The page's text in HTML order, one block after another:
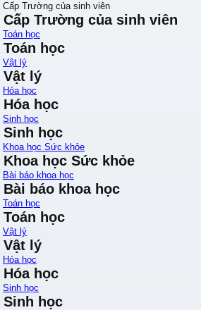
Cấp Trường của sinh viên
Cấp Trường của sinh viên
Toán học
Toán học
Vật lý
Vật lý
Hóa học
Hóa học
Sinh học
Sinh học
Khoa học Sức khỏe
Khoa học Sức khỏe
Bài báo khoa học
Bài báo khoa học
Toán học
Toán học
Vật lý
Vật lý
Hóa học
Hóa học
Sinh học
Sinh học